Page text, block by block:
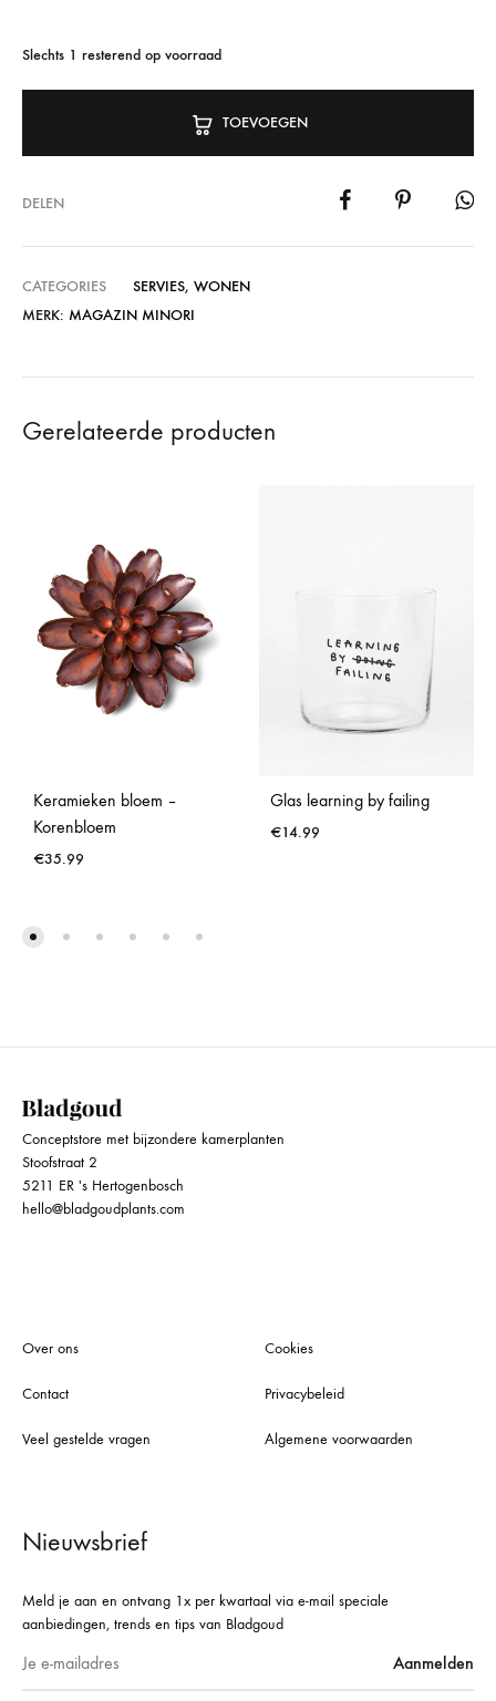
Slechts 1 resterend op voorraad
TOEVOEGEN
DELEN
CATEGORIES SERVIES, WONEN
MERK: MAGAZIN MINORI
Gerelateerde producten
Keramieken bloem –
Korenbloem
€35.99
Glas learning by failing
€14.99
Conceptstore met bijzondere kamerplanten
Stoofstraat 2
5211 ER 's Hertogenbosch
hello@bladgoudplants.com
Over ons
Contact
Veel gestelde vragen
Cookies
Privacybeleid
Algemene voorwaarden
Nieuwsbrief
Meld je aan en ontvang 1x per kwartaal via e-mail speciale
aanbiedingen, trends en tips van Bladgoud